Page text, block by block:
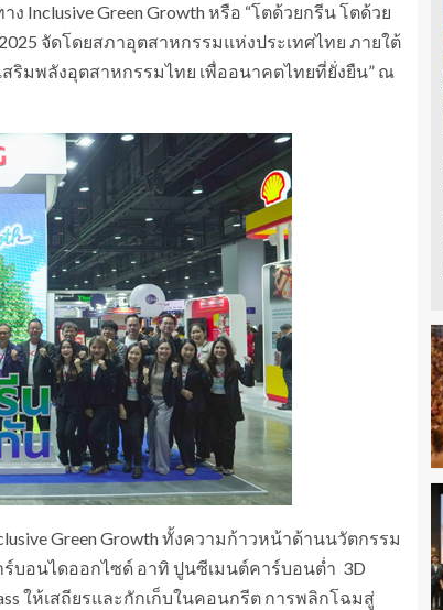
Green Growth หรือ “โตด้วยกรีน โตด้วย
จัดโดยสภาอุตสาหกรรมแห่งประเทศไทย ภายใต้
เสริมพลังอุตสาหกรรมไทย เพื่ออนาคตไทยที่ยั่งยืน” ณ
Green Growth ทั้งความก้าวหน้าด้านนวัตกรรม
ร์บอนไดออกไซด์ อาทิ ปูนซีเมนต์คาร์บอนต่ำ 3D
ให้เสถียรและกักเก็บในคอนกรีต การพลิกโฉมสู่